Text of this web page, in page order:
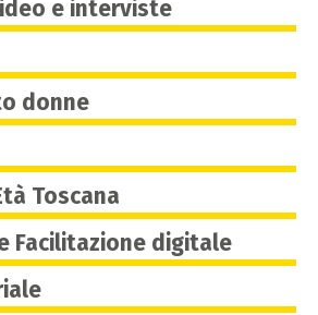
e interviste
donne
Toscana
Facilitazione digitale